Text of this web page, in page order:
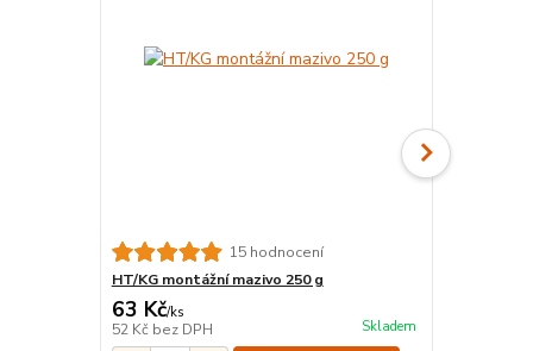
15 hodnocení
HT/KG montážní mazivo 250 g
63 Kč/ks
52 Kč bez DPH Skladem